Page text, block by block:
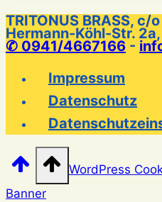
TRITONUS BRASS,
Hermann-Köhl-Str.
✆ 0941/4667166 -
Impressum
Datenschutz
WordPress
Banner